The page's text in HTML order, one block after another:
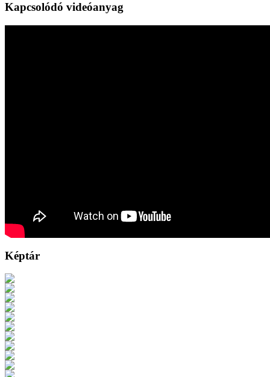
Kapcsolódó videóanyag
Képtár